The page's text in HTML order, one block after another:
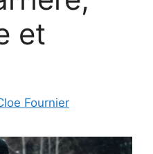
et
Fournier